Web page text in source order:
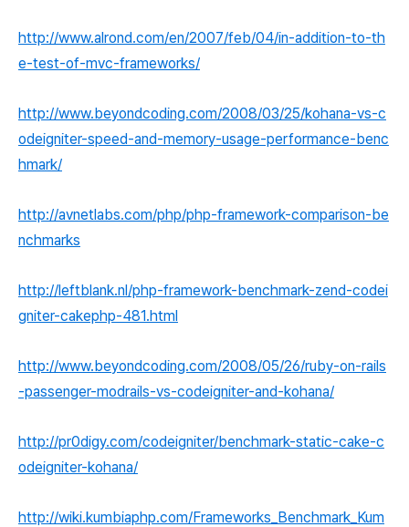
http://www.alrond.com/en/2007/feb/04/in-addition-to-th
e-test-of-mvc-frameworks/
http://www.beyondcoding.com/2008/03/25/kohana-vs-c
odeigniter-speed-and-memory-usage-performance-benc
hmark/
http://avnetlabs.com/php/php-framework-comparison-be
nchmarks
http://leftblank.nl/php-framework-benchmark-zend-codei
gniter-cakephp-481.html
http://www.beyondcoding.com/2008/05/26/ruby-on-rails
-passenger-modrails-vs-codeigniter-and-kohana/
http://pr0digy.com/codeigniter/benchmark-static-cake-c
odeigniter-kohana/
http://wiki.kumbiaphp.com/Frameworks_Benchmark_Kum